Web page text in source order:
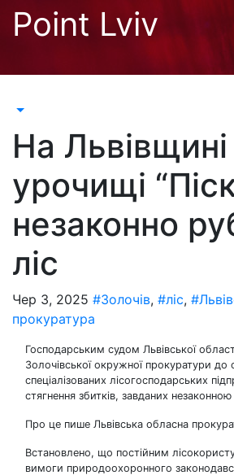
Перейти
Point Lviv
На Львівщині
урочищі
незаконно
ліс
Чер 3, 2025 #Золочів, #ліс,
прокуратура
Господарським судом Львівської
Золочівської окружної прокуратури до
спеціалізованих лісогосподарських
стягнення збитків, завданих
Про це пише Львівська обласна
Встановлено, що постійним
вимоги природоохоронного